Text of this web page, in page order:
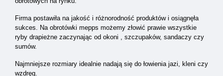
Firma postawiła na jakość i różnorodność produktów i osiągnęła
sukces. Na obrotówki mepps możemy złowić prawie wszystkie
ryby drapieżne zaczynając od okoni , szczupaków, sandaczy czy
sumów.
Najmniejsze rozmiary idealnie nadają się do łowienia jazi, kleni czy
wzdręg.